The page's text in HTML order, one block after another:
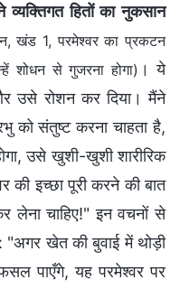
हितों का नुकसान
खंड 1, परमेश्वर का प्रकटन
शोधन से गुजरना होगा) । ये
उसे रोशन कर दिया। मैंने
को संतुष्ट करना चाहता है,
उसे खुशी-खुशी शारीरिक
की इच्छा पूरी करने की बात
लेना चाहिए!" इन वचनों से
खेत की बुवाई में थोड़ी
पाएँगे, यह परमेश्वर पर